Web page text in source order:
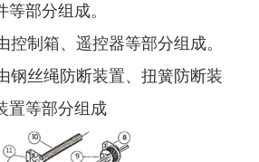
部分组成。
控制箱、遥控器等部分组成。
钢丝绳防断装置、扭簧防断装
置等部分组成